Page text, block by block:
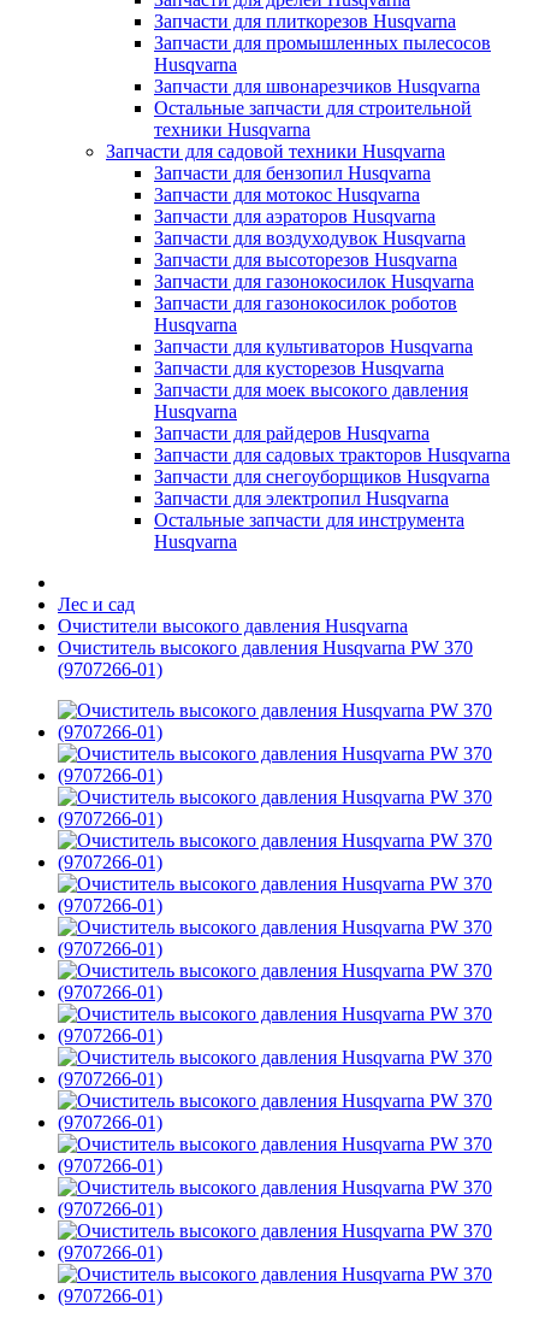
Запчасти для плиткорезов Husqvarna
Запчасти для промышленных пылесосов
Husqvarna
Запчасти для швонарезчиков Husqvarna
Остальные запчасти для строительной
техники Husqvarna
Запчасти для садовой техники Husqvarna
Запчасти для бензопил Husqvarna
Запчасти для мотокос Husqvarna
Запчасти для аэраторов Husqvarna
Запчасти для воздуходувок Husqvarna
Запчасти для высоторезов Husqvarna
Запчасти для газонокосилок Husqvarna
Запчасти для газонокосилок роботов
Husqvarna
Запчасти для культиваторов Husqvarna
Запчасти для кусторезов Husqvarna
Запчасти для моек высокого давления
Husqvarna
Запчасти для райдеров Husqvarna
Запчасти для садовых тракторов Husqvarna
Запчасти для снегоуборщиков Husqvarna
Запчасти для электропил Husqvarna
Остальные запчасти для инструмента
Husqvarna
Лес и сад
Очистители высокого давления Husqvarna
Очиститель высокого давления Husqvarna PW 370
(9707266-01)